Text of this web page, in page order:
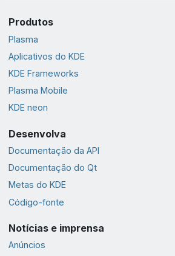
Produtos
Plasma
Aplicativos do KDE
KDE Frameworks
Plasma Mobile
KDE neon
Desenvolva
Documentação da API
Documentação do Qt
Metas do KDE
Código-fonte
Notícias e imprensa
Anúncios